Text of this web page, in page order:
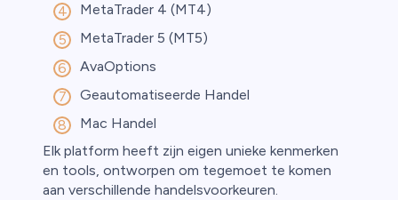
MetaTrader 4 (MT4)
MetaTrader 5 (MT5)
AvaOptions
Geautomatiseerde Handel
Mac Handel
Elk platform heeft zijn eigen unieke kenmerken
en tools, ontworpen om tegemoet te komen
aan verschillende handelsvoorkeuren.